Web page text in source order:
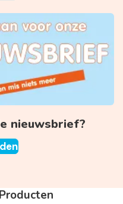
nieuwsbrief?
Producten